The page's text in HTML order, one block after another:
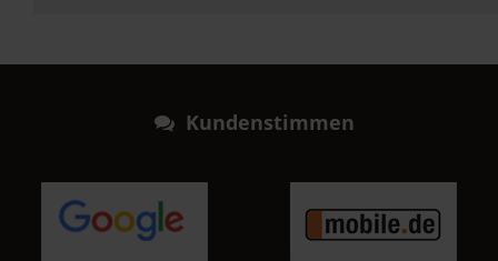
Kundenstimmen